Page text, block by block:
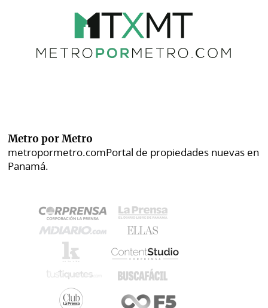
Metro por Metro
metropormetro.comPortal de propiedades nuevas en
Panamá.